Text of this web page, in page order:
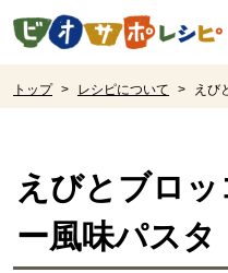
ページの先頭です。
トップ > レシピについて > えび
えびとブロ
ー風味パスタ